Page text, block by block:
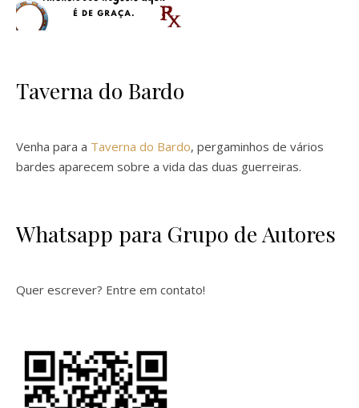
Taverna do Bardo
Venha para a Taverna do Bardo, pergaminhos de vários
bardes aparecem sobre a vida das duas guerreiras.
Whatsapp para Grupo de Autores
Quer escrever? Entre em contato!